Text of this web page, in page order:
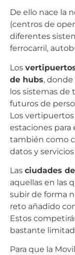
De ello nace la
(centros de
diferentes
ferrocarril,
Los
de hubs,
los sistemas de
futuros de
Los
estaciones para
también como
datos y
Las ciudades
aquellas en las
subir de forma
reto añadido
Estos
bastante
Para que la